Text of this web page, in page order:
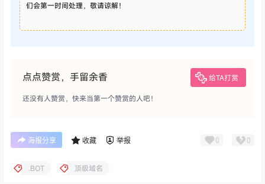
们会第一时间处理，敬请谅解！
点点赞赏，手留余香 给TA打赏
还没有人赞赏，快来当第一个赞赏的人吧！
海报分享 收藏 举报 0 0
.BOT 顶级域名